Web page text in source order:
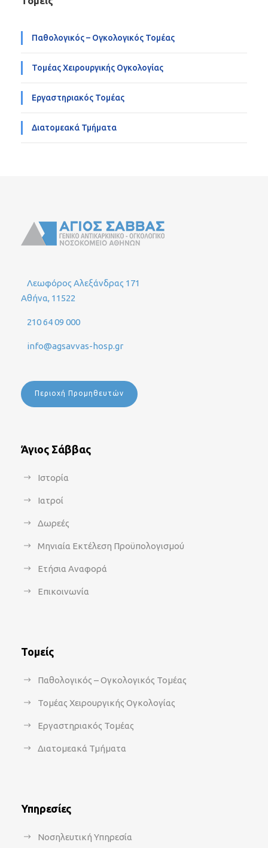
Παθολογικός – Ογκολογικός Τομέας
Τομέας Χειρουργικής Ογκολογίας
Εργαστηριακός Τομέας
Διατομεακά Τμήματα
Λεωφόρος Αλεξάνδρας 171
Αθήνα, 11522
210 64 09 000
info@agsavvas-hosp.gr
Περιοχή Προμηθευτών
Άγιος Σάββας
Ιστορία
Ιατροί
Δωρεές
Μηνιαία Εκτέλεση Προϋπολογισμού
Ετήσια Αναφορά
Επικοινωνία
Τομείς
Παθολογικός – Ογκολογικός Τομέας
Τομέας Χειρουργικής Ογκολογίας
Εργαστηριακός Τομέας
Διατομεακά Τμήματα
Υπηρεσίες
Νοσηλευτική Υπηρεσία